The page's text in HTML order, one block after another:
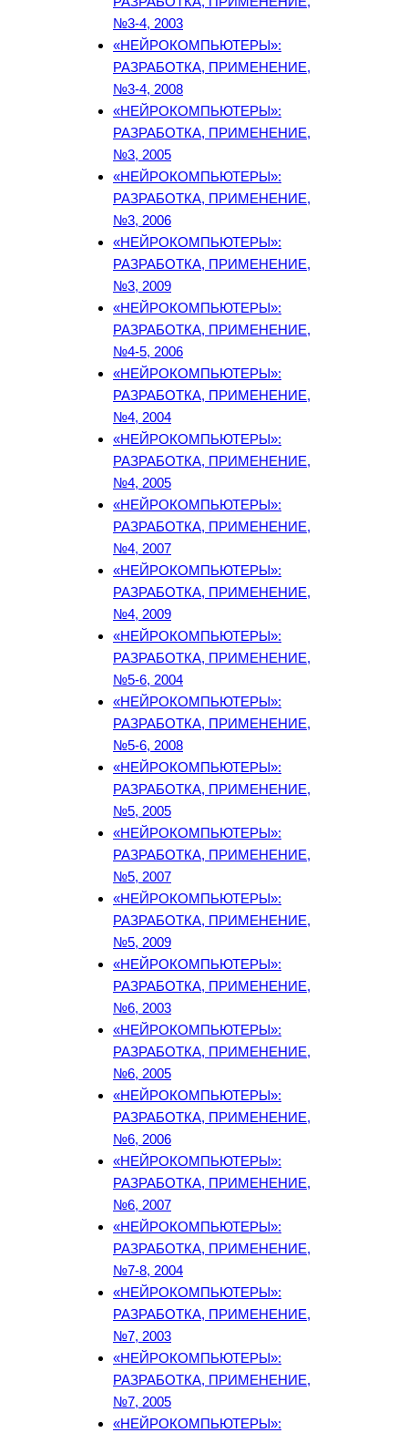
№3-4, 2003
«НЕЙРОКОМПЬЮТЕРЫ»:
РАЗРАБОТКА, ПРИМЕНЕНИЕ,
№3-4, 2008
«НЕЙРОКОМПЬЮТЕРЫ»:
РАЗРАБОТКА, ПРИМЕНЕНИЕ,
№3, 2005
«НЕЙРОКОМПЬЮТЕРЫ»:
РАЗРАБОТКА, ПРИМЕНЕНИЕ,
№3, 2006
«НЕЙРОКОМПЬЮТЕРЫ»:
РАЗРАБОТКА, ПРИМЕНЕНИЕ,
№3, 2009
«НЕЙРОКОМПЬЮТЕРЫ»:
РАЗРАБОТКА, ПРИМЕНЕНИЕ,
№4-5, 2006
«НЕЙРОКОМПЬЮТЕРЫ»:
РАЗРАБОТКА, ПРИМЕНЕНИЕ,
№4, 2004
«НЕЙРОКОМПЬЮТЕРЫ»:
РАЗРАБОТКА, ПРИМЕНЕНИЕ,
№4, 2005
«НЕЙРОКОМПЬЮТЕРЫ»:
РАЗРАБОТКА, ПРИМЕНЕНИЕ,
№4, 2007
«НЕЙРОКОМПЬЮТЕРЫ»:
РАЗРАБОТКА, ПРИМЕНЕНИЕ,
№4, 2009
«НЕЙРОКОМПЬЮТЕРЫ»:
РАЗРАБОТКА, ПРИМЕНЕНИЕ,
№5-6, 2004
«НЕЙРОКОМПЬЮТЕРЫ»:
РАЗРАБОТКА, ПРИМЕНЕНИЕ,
№5-6, 2008
«НЕЙРОКОМПЬЮТЕРЫ»:
РАЗРАБОТКА, ПРИМЕНЕНИЕ,
№5, 2005
«НЕЙРОКОМПЬЮТЕРЫ»:
РАЗРАБОТКА, ПРИМЕНЕНИЕ,
№5, 2007
«НЕЙРОКОМПЬЮТЕРЫ»:
РАЗРАБОТКА, ПРИМЕНЕНИЕ,
№5, 2009
«НЕЙРОКОМПЬЮТЕРЫ»:
РАЗРАБОТКА, ПРИМЕНЕНИЕ,
№6, 2003
«НЕЙРОКОМПЬЮТЕРЫ»:
РАЗРАБОТКА, ПРИМЕНЕНИЕ,
№6, 2005
«НЕЙРОКОМПЬЮТЕРЫ»:
РАЗРАБОТКА, ПРИМЕНЕНИЕ,
№6, 2006
«НЕЙРОКОМПЬЮТЕРЫ»:
РАЗРАБОТКА, ПРИМЕНЕНИЕ,
№6, 2007
«НЕЙРОКОМПЬЮТЕРЫ»:
РАЗРАБОТКА, ПРИМЕНЕНИЕ,
№7-8, 2004
«НЕЙРОКОМПЬЮТЕРЫ»:
РАЗРАБОТКА, ПРИМЕНЕНИЕ,
№7, 2003
«НЕЙРОКОМПЬЮТЕРЫ»:
РАЗРАБОТКА, ПРИМЕНЕНИЕ,
№7, 2005
«НЕЙРОКОМПЬЮТЕРЫ»: